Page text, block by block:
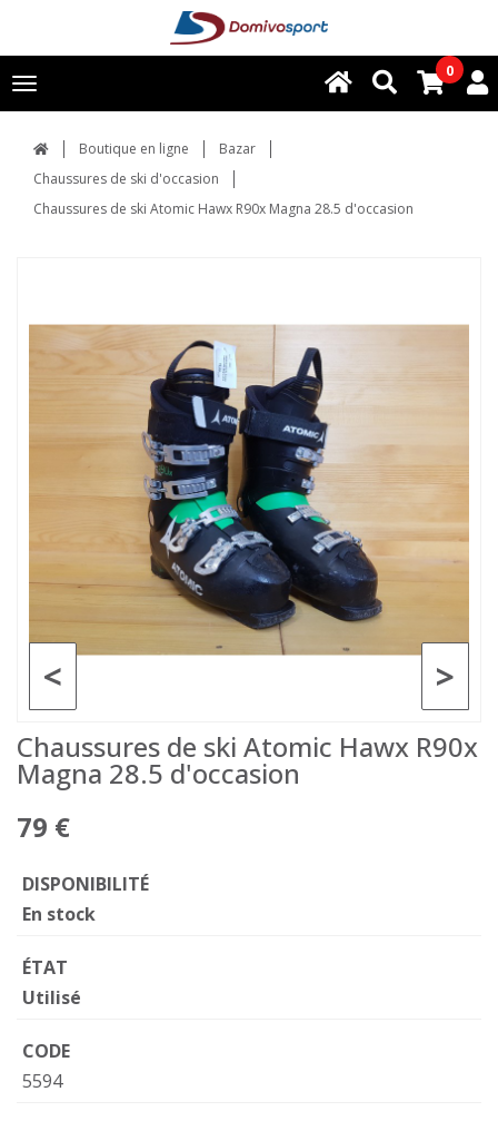
Toggle
navigation
0
Boutique en ligne
Bazar
Chaussures de ski d'occasion
Chaussures de ski Atomic Hawx R90x Magna 28.5 d'occasion
>
<
Chaussures de ski Atomic Hawx R90x
Magna 28.5 d'occasion
79 €
DISPONIBILITÉ
En stock
ÉTAT
Utilisé
CODE
5594